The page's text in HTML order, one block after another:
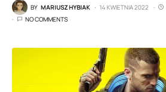
BY MARIUSZ HYBIAK 14 KWIETNIA 2022
NO COMMENTS